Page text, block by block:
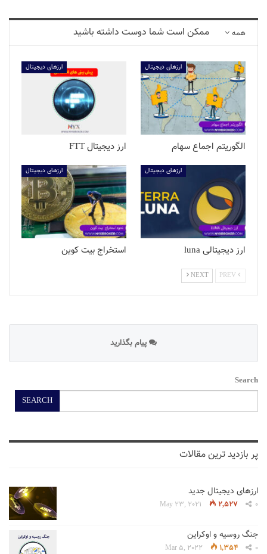
همه ممکن است شما دوست داشته باشید
ارزهای دیجیتال
ارز دیجیتال FTT
ارزهای دیجیتال
الگوریتم اجماع سهام
ارزهای دیجیتال
استخراج بیت کوین
ارزهای دیجیتال
ارز دیجیتالی luna
NEXT
پیام بگذارید
Search
SEARCH
پر بازدید ترین مقالات
ارزهای دیجیتال جدید
May 23, 2021 2,527 0
جنگ روسیه و اوکراین
Mar 5, 2022 1,354 0